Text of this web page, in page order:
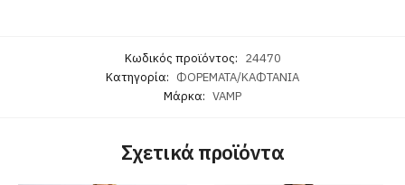
Κωδικός προϊόντος: 24470
Κατηγορία: ΦΟΡΕΜΑΤΑ/ΚΑΦΤΑΝΙΑ
Μάρκα: VAMP
Σχετικά προϊόντα